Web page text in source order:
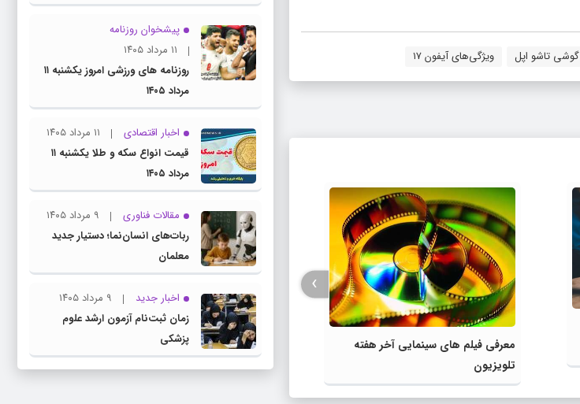
گوشی تاشو اپل ویژگی‌های آیفون ۱۷
معرفی فیلم های سینمایی آخر هفته
تلویزیون
فیلم / پزشکیان: استعفا نخواهم داد و
خواهم ایستاد
›
پیشخوان روزنامه
۱۱ مرداد ۱۴۰۵
روزنامه های ورزشی امروز یکشنبه ۱۱
مرداد ۱۴۰۵
اخبار اقتصادی
۱۱ مرداد ۱۴۰۵
قیمت انواع سکه و طلا یکشنبه ۱۱
مرداد ۱۴۰۵
مقالات فناوری
۹ مرداد ۱۴۰۵
ربات‌های انسان‌نما؛ دستیار جدید
معلمان
اخبار جدید
۹ مرداد ۱۴۰۵
زمان ثبت‌نام آزمون ارشد علوم
پزشکی